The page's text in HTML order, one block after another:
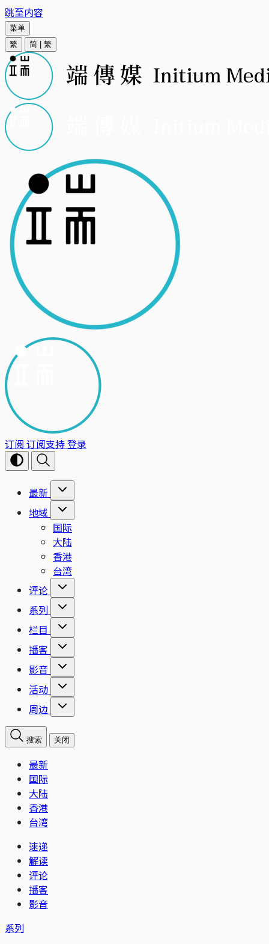
跳至内容
菜单
繁
简 繁
订阅 订阅支持登录
最新
地域
国际
大陆
香港
台湾
评论
系列
栏目
播客
影音
活动
周边
搜索 关闭
最新
国际
大陆
香港
台湾
速递
解读
评论
播客
影音
系列